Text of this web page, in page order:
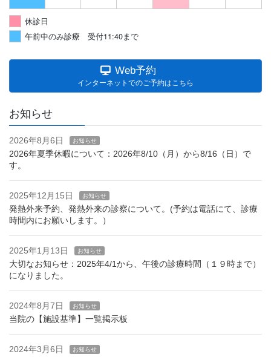
休診日
午前中のみ診療 受付11:40まで
Web予約
インターネットでのご予約はこちら
お知らせ
2026年8月6日 お知らせ
2026年夏季休暇について：2026年8/10（月）から8/16（日）で
す。
2025年12月15日 お知らせ
発熱外来予約、発熱外来の診察について。(予約は電話にて、診療
時間内にお願いします。）
2025年1月13日 お知らせ
大切なお知らせ：2025年4/1から、午後の診療時間（１９時まで）
になりました。
2024年8月7日 お知らせ
当院の【施設基準】一覧掲示板
2024年3月6日 お知らせ